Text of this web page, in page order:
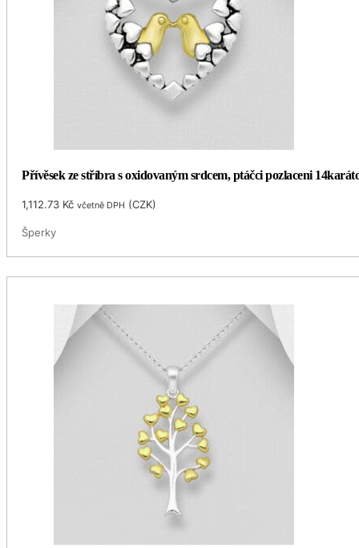
Přívěsek ze stříbra s oxidovaným srdcem, ptáčci pozlaceni
1,112.73 Kč včetně DPH (CZK)
Šperky